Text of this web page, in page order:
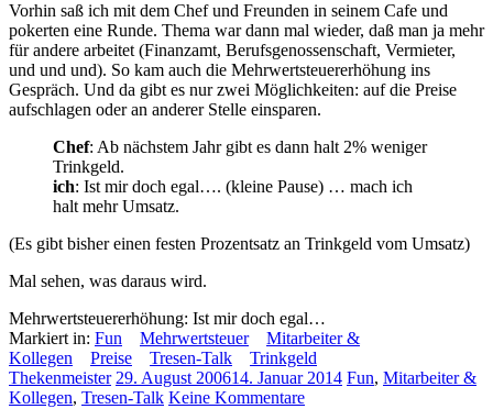
Vorhin saß ich mit dem Chef und Freunden in seinem Cafe und
pokerten eine Runde. Thema war dann mal wieder, daß man ja mehr
für andere arbeitet (Finanzamt, Berufsgenossenschaft, Vermieter,
und und und). So kam auch die Mehrwertsteuererhöhung ins
Gespräch. Und da gibt es nur zwei Möglichkeiten: auf die Preise
aufschlagen oder an anderer Stelle einsparen.
Chef: Ab nächstem Jahr gibt es dann halt 2% weniger
Trinkgeld.
ich: Ist mir doch egal…. (kleine Pause) … mach ich
halt mehr Umsatz.
(Es gibt bisher einen festen Prozentsatz an Trinkgeld vom Umsatz)
Mal sehen, was daraus wird.
Mehrwertsteuererhöhung: Ist mir doch egal…
Markiert in: Fun Mehrwertsteuer
Mitarbeiter &
Kollegen
Preise Tresen-Talk
Trinkgeld
Thekenmeister 29. August 200614. Januar 2014 Fun, Mitarbeiter &
Kollegen, Tresen-Talk Keine Kommentare